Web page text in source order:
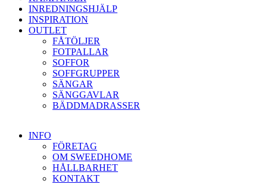
INREDNINGSHJÄLP
INSPIRATION
OUTLET
FÅTÖLJER
FOTPALLAR
SOFFOR
SOFFGRUPPER
SÄNGAR
SÄNGGAVLAR
BÄDDMADRASSER
INFO
FÖRETAG
OM SWEEDHOME
HÅLLBARHET
KONTAKT